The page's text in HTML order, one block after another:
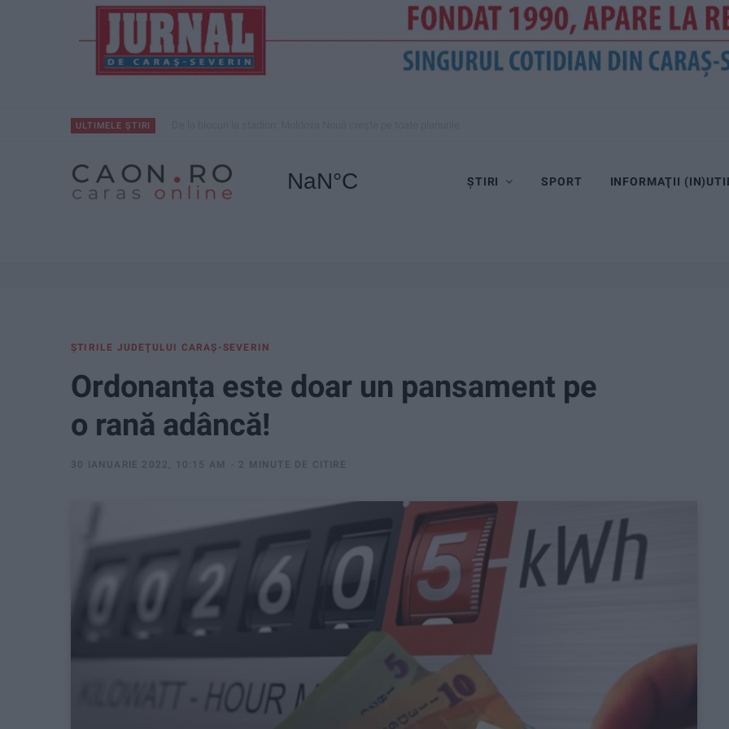
ULTIMELE ȘTIRI
ȘTIRI SPORT INFORMAŢII
ŞTIRILE JUDEŢULUI CARAŞ-SEVERIN
Ordonanța este doar un pansament pe
o rană adâncă!
30 IANUARIE 2022, 10:15 AM 2 MINUTE DE CITIRE